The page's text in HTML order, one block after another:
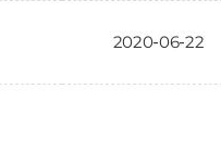
2020-06-22